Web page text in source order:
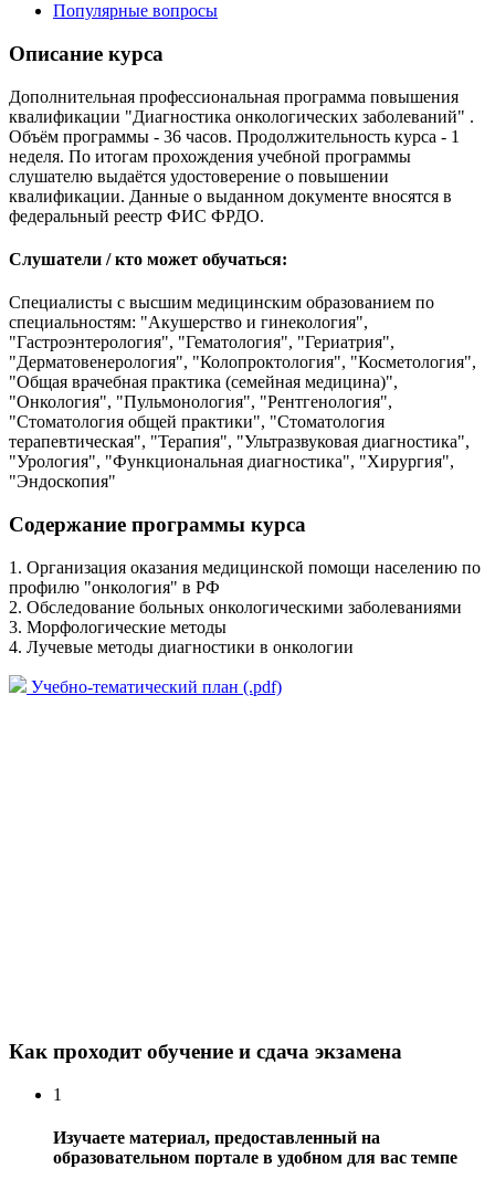
Популярные вопросы
Описание курса
Дополнительная профессиональная программа повышения
квалификации "Диагностика онкологических заболеваний" .
Объём программы - 36 часов. Продолжительность курса - 1
неделя. По итогам прохождения учебной программы
слушателю выдаётся удостоверение о повышении
квалификации. Данные о выданном документе вносятся в
федеральный реестр ФИС ФРДО.
Слушатели / кто может обучаться:
Специалисты с высшим медицинским образованием по
специальностям: "Акушерство и гинекология",
"Гастроэнтерология", "Гематология", "Гериатрия",
"Дерматовенерология", "Колопроктология", "Косметология",
"Общая врачебная практика (семейная медицина)",
"Онкология", "Пульмонология", "Рентгенология",
"Стоматология общей практики", "Стоматология
терапевтическая", "Терапия", "Ультразвуковая диагностика",
"Урология", "Функциональная диагностика", "Хирургия",
"Эндоскопия"
Содержание программы курса
1. Организация оказания медицинской помощи населению по
профилю "онкология" в РФ
2. Обследование больных онкологическими заболеваниями
3. Морфологические методы
4. Лучевые методы диагностики в онкологии
Учебно-тематический план (.pdf)
Как проходит обучение и сдача экзамена
1
Изучаете материал, предоставленный на
образовательном портале в удобном для вас темпе